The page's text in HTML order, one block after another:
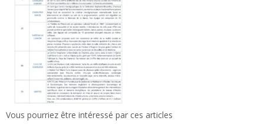
Vous pourriez être intéressé par ces articles